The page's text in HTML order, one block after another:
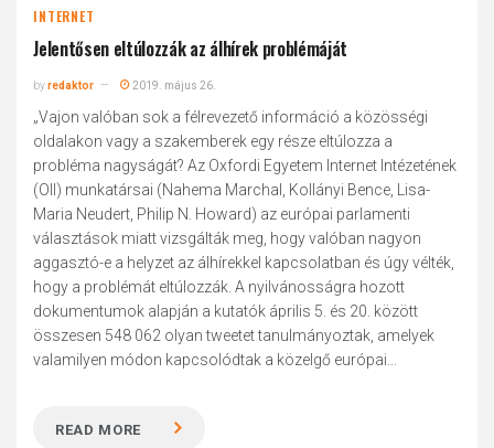
INTERNET
Jelentősen eltúlozzák az álhírek problémáját
byredaktor 2019. május 26.
„Vajon valóban sok a félrevezető információ a közösségi
oldalakon vagy a szakemberek egy része eltúlozza a
probléma nagyságát? Az Oxfordi Egyetem Internet Intézetének
(OII) munkatársai (Nahema Marchal, Kollányi Bence, Lisa-
Maria Neudert, Philip N. Howard) az európai parlamenti
választások miatt vizsgálták meg, hogy valóban nagyon
aggasztó-e a helyzet az álhírekkel kapcsolatban és úgy vélték,
hogy a problémát eltúlozzák. A nyilvánosságra hozott
dokumentumok alapján a kutatók április 5. és 20. között
összesen 548 062 olyan tweetet tanulmányoztak, amelyek
valamilyen módon kapcsolódtak a közelgő európai...
READ MORE